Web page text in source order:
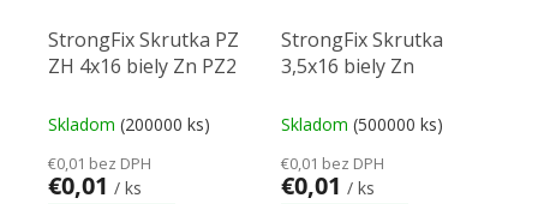
StrongFix Skrutka PZ
ZH 4x16 biely Zn PZ2
Skladom (200000 ks)
€0,01 bez DPH
€0,01 / ks
StrongFix Skrutka
3,5x16 biely Zn
Skladom (500000 ks)
€0,01 bez DPH
€0,01 / ks